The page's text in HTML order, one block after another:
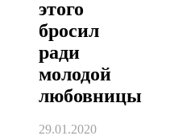
этого
бросил
ради
молодой
любовницы
29.01.2020